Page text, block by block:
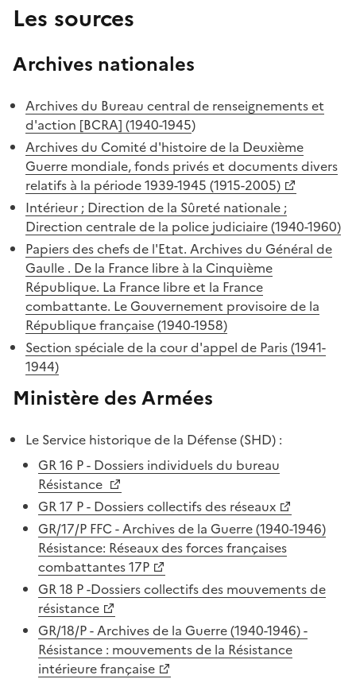
Les sources
Archives nationales
Archives du Bureau central de renseignements et
d'action [BCRA] (1940-1945)
Archives du Comité d'histoire de la Deuxième
Guerre mondiale, fonds privés et documents divers
relatifs à la période 1939-1945 (1915-2005)
Intérieur ; Direction de la Sûreté nationale ;
Direction centrale de la police judiciaire(1940-1960)
Papiers des chefs de l'Etat. Archives du Général de
Gaulle . De la France libre à la Cinquième
République. La France libre et la France
combattante. Le Gouvernement provisoire de la
République française (1940-1958)
Section spéciale de la cour d'appel de Paris (1941-
1944)
Ministère des Armées
Le Service historique de la Défense (SHD) :
GR 16 P - Dossiers individuels du bureau
Résistance
GR 17 P - Dossiers collectifs des réseaux
GR/17/P FFC - Archives de la Guerre (1940-1946)
Résistance: Réseaux des forces françaises
combattantes 17P
GR 18 P -Dossiers collectifs des mouvements de
résistance
GR/18/P - Archives de la Guerre (1940-1946) -
Résistance : mouvements de la Résistance
intérieure française